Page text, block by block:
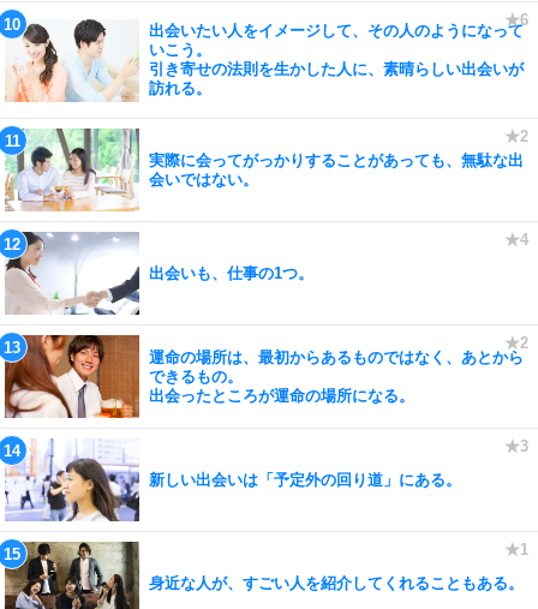
出会いたい人をイメージして、その人のようになって
いこう。
引き寄せの法則を生かした人に、素晴らしい出会いが
訪れる。
実際に会ってがっかりすることがあっても、無駄な出
会いではない。
出会いも、仕事の1つ。
運命の場所は、最初からあるものではなく、あとから
できるもの。
出会ったところが運命の場所になる。
新しい出会いは「予定外の回り道」にある。
身近な人が、すごい人を紹介してくれることもある。